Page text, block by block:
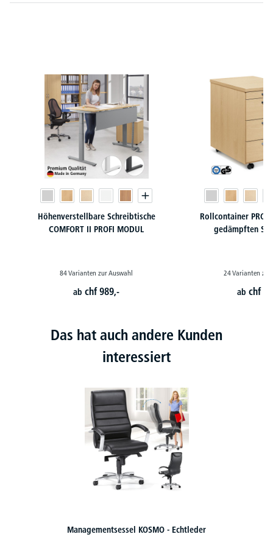
Höhenverstellbare Schreibtische
COMFORT II PROFI MODUL
84 Varianten zur Auswahl
abchf 989,-
Rollcontainer
gedämpften
24 Varianten zur
abchf
Das hat auch andere Kunden
interessiert
Chefsessel DELTA-FORMULA - Wipp-Mechanik